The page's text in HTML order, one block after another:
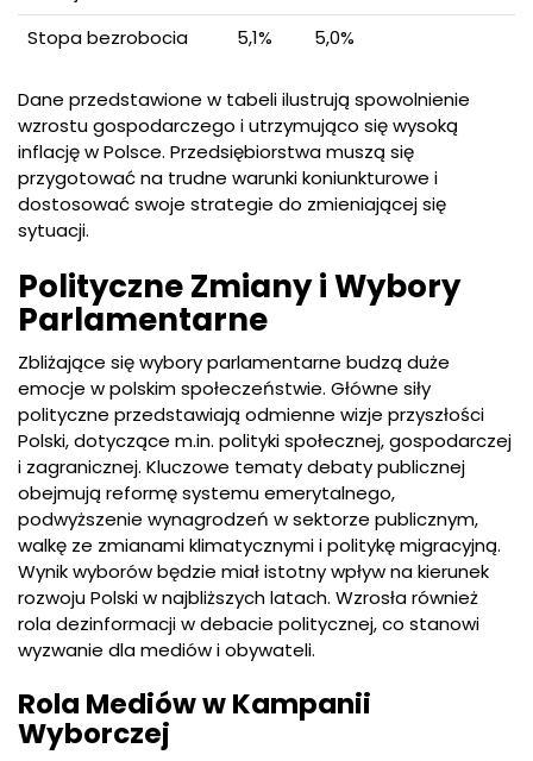
Stopa bezrobocia
5,1% 5,0%
Dane przedstawione w tabeli ilustrują spowolnienie
wzrostu gospodarczego i utrzymująco się wysoką
inflację w Polsce. Przedsiębiorstwa muszą się
przygotować na trudne warunki koniunkturowe i
dostosować swoje strategie do zmieniającej się
sytuacji.
Polityczne Zmiany i Wybory
Parlamentarne
Zbliżające się wybory parlamentarne budzą duże
emocje w polskim społeczeństwie. Główne siły
polityczne przedstawiają odmienne wizje przyszłości
Polski, dotyczące m.in. polityki społecznej, gospodarczej
i zagranicznej. Kluczowe tematy debaty publicznej
obejmują reformę systemu emerytalnego,
podwyższenie wynagrodzeń w sektorze publicznym,
walkę ze zmianami klimatycznymi i politykę migracyjną.
Wynik wyborów będzie miał istotny wpływ na kierunek
rozwoju Polski w najbliższych latach. Wzrosła również
rola dezinformacji w debacie politycznej, co stanowi
wyzwanie dla mediów i obywateli.
Rola Mediów w Kampanii
Wyborczej